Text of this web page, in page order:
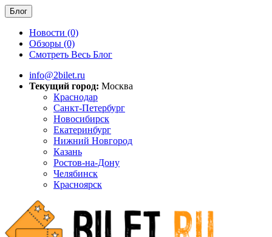
Блог
Новости (0)
Обзоры (0)
Смотреть Весь Блог
info@2bilet.ru
Текущий город: Москва
Краснодар
Санкт-Петербург
Новосибирск
Екатеринбург
Нижний Новгород
Казань
Ростов-на-Дону
Челябинск
Красноярск